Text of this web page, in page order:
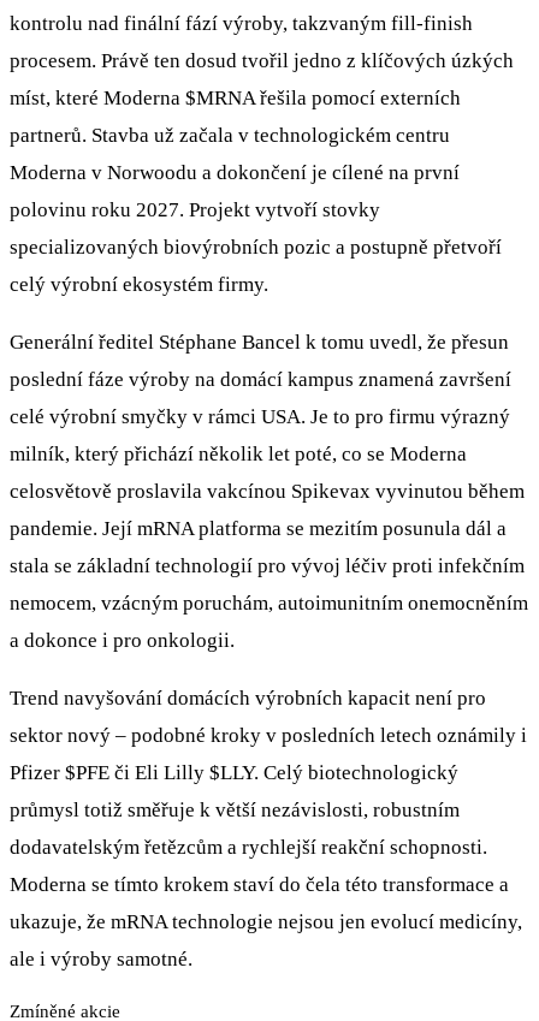
kontrolu nad finální fází výroby, takzvaným fill-finish
procesem. Právě ten dosud tvořil jedno z klíčových úzkých
míst, které Moderna $MRNAřešila pomocí externích
partnerů. Stavba už začala v technologickém centru
Moderna v Norwoodu a dokončení je cílené na první
polovinu roku 2027. Projekt vytvoří stovky
specializovaných biovýrobních pozic a postupně přetvoří
celý výrobní ekosystém firmy.
Generální ředitel Stéphane Bancel k tomu uvedl, že přesun
poslední fáze výroby na domácí kampus znamená završení
celé výrobní smyčky v rámci USA. Je to pro firmu výrazný
milník, který přichází několik let poté, co se Moderna
celosvětově proslavila vakcínou Spikevax vyvinutou během
pandemie. Její mRNA platforma se mezitím posunula dál a
stala se základní technologií pro vývoj léčiv proti infekčním
nemocem, vzácným poruchám, autoimunitním onemocněním
a dokonce i pro onkologii.
Trend navyšování domácích výrobních kapacit není pro
sektor nový – podobné kroky v posledních letech oznámily i
Pfizer $PFE či Eli Lilly $LLY. Celý biotechnologický
průmysl totiž směřuje k větší nezávislosti, robustním
dodavatelským řetězcům a rychlejší reakční schopnosti.
Moderna se tímto krokem staví do čela této transformace a
ukazuje, že mRNA technologie nejsou jen evolucí medicíny,
ale i výroby samotné.
Zmíněné akcie